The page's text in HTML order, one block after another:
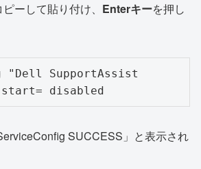
ーして貼り付け、 Enterキーを押し
"Dell SupportAssist
start= disabled
SUCCESS」と表示され